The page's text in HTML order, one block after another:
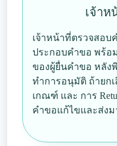
เจ้าห
เจ้าหน้าที่ตรวจสอบ
ประกอบคำขอ พร้
ของผู้ยื่นคำขอ หลัง
ทำการอนุมัติ ถ้ายก
เกณฑ์ และ การ
คำขอแก้ไขและส่งม